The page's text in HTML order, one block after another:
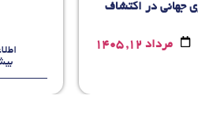
جهانی در اکتشاف
مرداد 12, 1405